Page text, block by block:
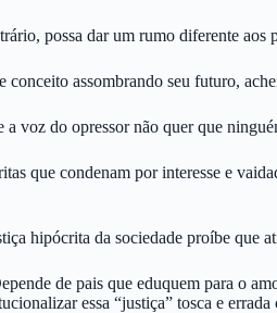
possa dar um rumo diferente aos
assombrando seu futuro,
voz do opressor não quer que
que condenam por interesse e
hipócrita da sociedade proíbe que
de pais que eduquem para o
essa “justiça” tosca e errada